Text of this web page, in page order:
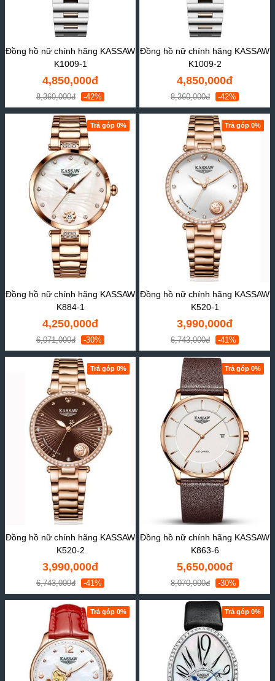
Đồng hồ nữ chính hãng KASSAW
K1009-1
4,850,000đ
8,360,000đ -42%
Đồng hồ nữ chính hãng KASSAW
K1009-2
4,850,000đ
8,360,000đ -42%
Trả góp 0%
Đồng hồ nữ chính hãng KASSAW
K884-1
4,250,000đ
6,071,000đ -30%
Trả góp 0%
Đồng hồ nữ chính hãng KASSAW
K520-1
3,990,000đ
6,743,000đ -41%
Trả góp 0%
Đồng hồ nữ chính hãng KASSAW
K520-2
3,990,000đ
6,743,000đ -41%
Trả góp 0%
Đồng hồ nữ chính hãng KASSAW
K863-6
5,650,000đ
8,070,000đ -30%
Trả góp 0% Trả góp 0%